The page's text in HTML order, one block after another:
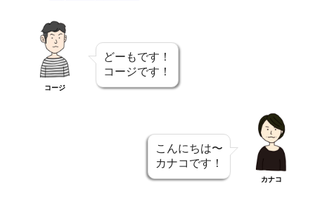
コージ
どーもです！
コージです！
こんにちは〜
カナコです！
カナコ